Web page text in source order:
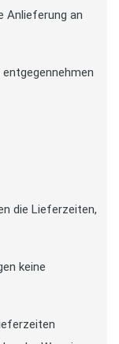
Anlieferung an
die Lieferzeiten,
keine